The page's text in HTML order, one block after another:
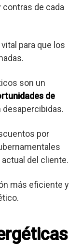
contras de cada
para que los
son un
de
por
del cliente.
más eficiente y